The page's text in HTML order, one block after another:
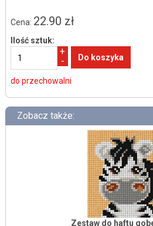
Cena: 22.90 zł
Ilość sztuk:
+
-
do przechowalni
Zobacz także:
Zestaw do haftu